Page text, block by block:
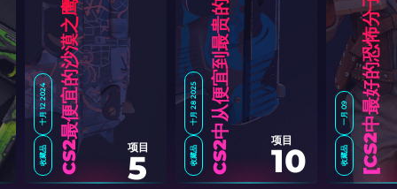
一月 09
收藏品
C
S
2
中
最
好
的
恐
怖
分
子
特
工
[
2
0
2
十月 28 2025
收藏品
项目
10
十月 12 2024
收藏品 CS2最便宜的沙漠之鹰皮肤精选 项目
5